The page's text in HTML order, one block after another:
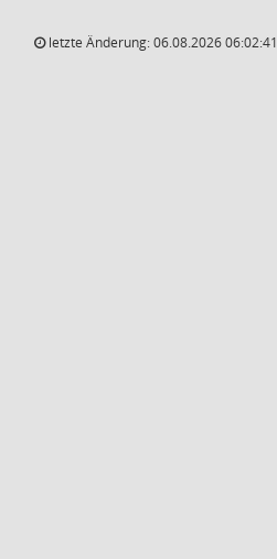
letzte Änderung: 06.08.2026 06:02:41